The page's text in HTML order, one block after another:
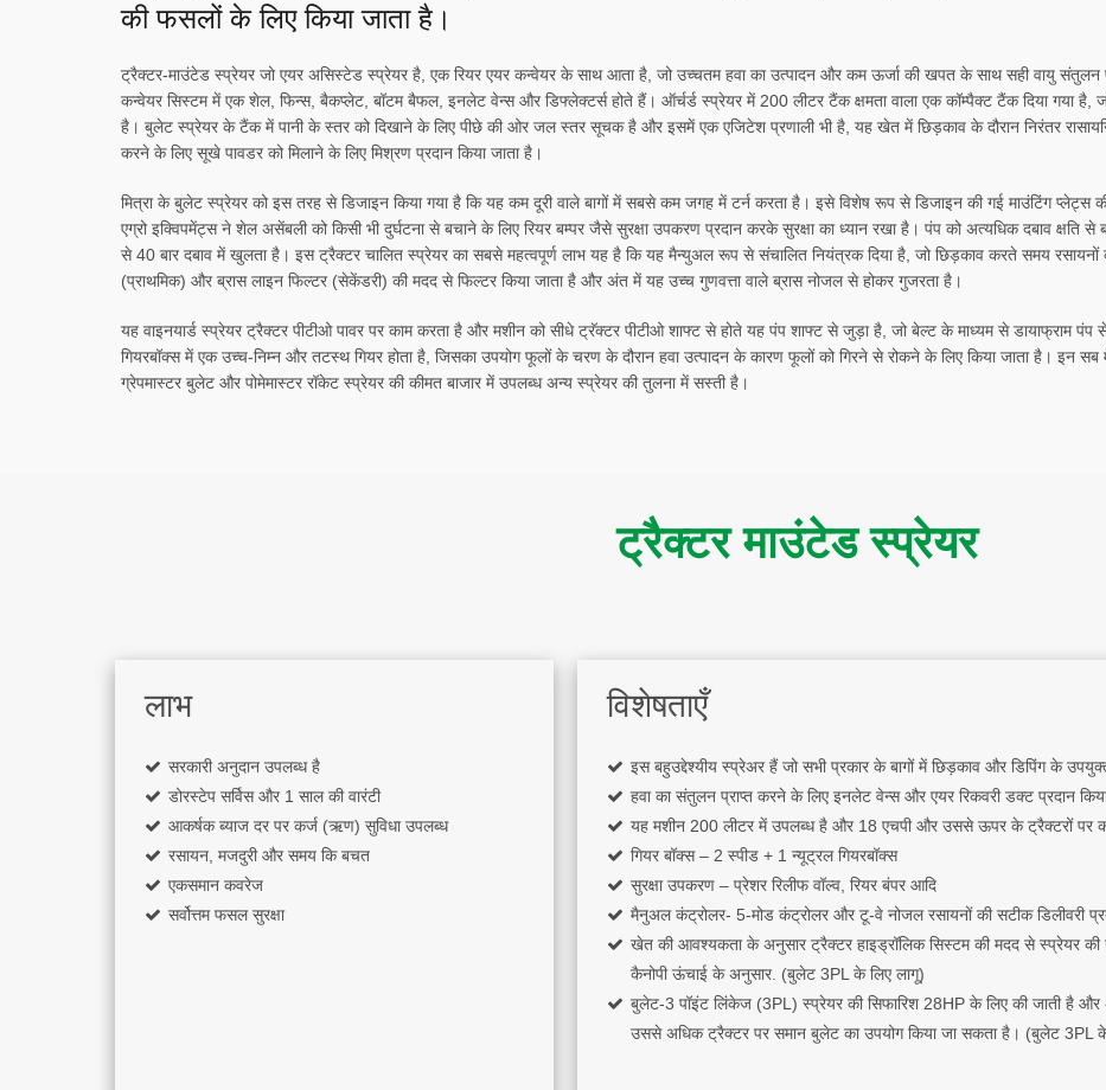
की फसलों के लिए किया जाता है।
ट्रैक्टर-माउंटेड स्प्रेयर जो एयर असिस्टेड स्प्रेयर है, एक रियर एयर कन्वेयर के साथ आता है, जो उच्चतम हवा का उत्पादन और कम ऊर्जा की खपत के साथ सही वायु
कन्वेयर सिस्टम में एक शेल, फिन्स, बैकप्लेट, बॉटम बैफल, इनलेट वेन्स और डिफ्लेक्टर्स होते हैं। ऑर्चर्ड स्प्रेयर में 200 लीटर टैंक क्षमता वाला एक कॉम्पैक्ट टैंक दिया गया है,
है। बुलेट स्प्रेयर के टैंक में पानी के स्तर को दिखाने के लिए पीछे की ओर जल स्तर सूचक है और इसमें एक एजिटेश प्रणाली भी है, यह खेत में छिड़काव के दौरान निरंतर
करने के लिए सूखे पावडर को मिलाने के लिए मिश्रण प्रदान किया जाता है।
मित्रा के बुलेट स्प्रेयर को इस तरह से डिजाइन किया गया है कि यह कम दूरी वाले बागों में सबसे कम जगह में टर्न करता है। इसे विशेष रूप से डिजाइन की गई माउंटिंग प्लेट्स
एग्रो इक्विपमेंट्स ने शेल असेंबली को किसी भी दुर्घटना से बचाने के लिए रियर बम्पर जैसे सुरक्षा उपकरण प्रदान करके सुरक्षा का ध्यान रखा है। पंप को अत्यधिक दबाव क्षति
से 40 बार दबाव में खुलता है। इस ट्रैक्टर चालित स्प्रेयर का सबसे महत्वपूर्ण लाभ यह है कि यह मैन्युअल रूप से संचालित नियंत्रक दिया है, जो छिड़काव करते समय
(प्राथमिक) और ब्रास लाइन फिल्टर (सेकेंडरी) की मदद से फिल्टर किया जाता है और अंत में यह उच्च गुणवत्ता वाले ब्रास नोजल से होकर गुजरता है।
यह वाइनयार्ड स्प्रेयर ट्रैक्टर पीटीओ पावर पर काम करता है और मशीन को सीधे ट्रॅक्टर पीटीओ शाफ्ट से होते यह पंप शाफ्ट से जुड़ा है, जो बेल्ट के माध्यम से डायाफ्राम पंप
गियरबॉक्स में एक उच्च-निम्न और तटस्थ गियर होता है, जिसका उपयोग फूलों के चरण के दौरान हवा उत्पादन के कारण फूलों को गिरने से रोकने के लिए किया जाता है। इन सब
ग्रेपमास्टर बुलेट और पोमेमास्टर रॉकेट स्प्रेयर की कीमत बाजार में उपलब्ध अन्य स्प्रेयर की तुलना में सस्ती है।
ट्रैक्टर माउंटेड स्प्रेयर
लाभ
सरकारी अनुदान उपलब्ध है
डोरस्टेप सर्विस और 1 साल की वारंटी
आकर्षक ब्याज दर पर कर्ज (ऋण) सुविधा उपलब्ध
रसायन, मजदुरी और समय कि बचत
एकसमान कवरेज
सर्वोत्तम फसल सुरक्षा
विशेषताएँ
इस बहुउद्देश्यीय स्प्रेअर हैं जो सभी प्रकार के बागों में छिड़काव और डिपिंग के
हवा का संतुलन प्राप्त करने के लिए इनलेट वेन्स और एयर रिकवरी डक्ट प्रदान
यह मशीन 200 लीटर में उपलब्ध है और 18 एचपी और उससे ऊपर के ट्रैक्टरों पर
गियर बॉक्स – 2 स्पीड + 1 न्यूट्रल गियरबॉक्स
सुरक्षा उपकरण – प्रेशर रिलीफ वॉल्व, रियर बंपर आदि
मैनुअल कंट्रोलर- 5-मोड कंट्रोलर और टू-वे नोजल रसायनों की सटीक डिलीवरी
खेत की आवश्यकता के अनुसार ट्रैक्टर हाइड्रॉलिक सिस्टम की मदद से स्प्रेयर
कैनोपी ऊंचाई के अनुसार. (बुलेट 3PL के लिए लागू)
बुलेट-3 पॉइंट लिंकेज (3PL) स्प्रेयर की सिफारिश 28HP के लिए की जाती है
उससे अधिक ट्रैक्टर पर समान बुलेट का उपयोग किया जा सकता है। (बुलेट 3PL